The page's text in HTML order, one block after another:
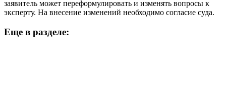
заявитель может переформулировать и изменять вопросы к
эксперту. На внесение изменений необходимо согласие суда.
Еще в разделе: